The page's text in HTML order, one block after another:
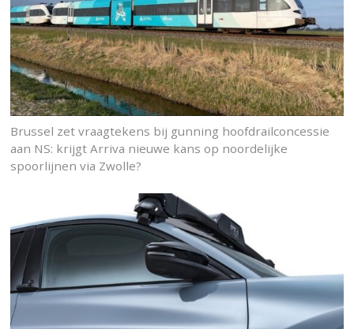
Brussel zet vraagtekens bij gunning hoofdrailconcessie
aan NS: krijgt Arriva nieuwe kans op noordelijke
spoorlijnen via Zwolle?